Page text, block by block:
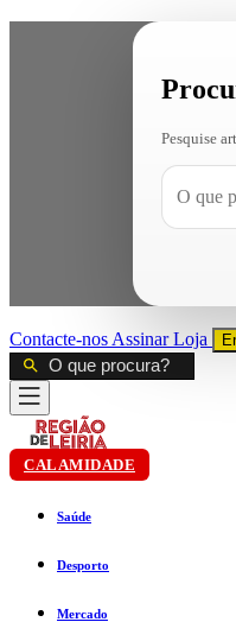
Pesquise
Contacte-nos AssinarLoja
CALAMIDADE
Saúde
Desporto
Mercado